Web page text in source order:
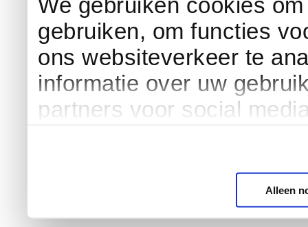
gebruiken, om functies
ons websiteverkeer te
informatie over uw
partners voor social
Alleen